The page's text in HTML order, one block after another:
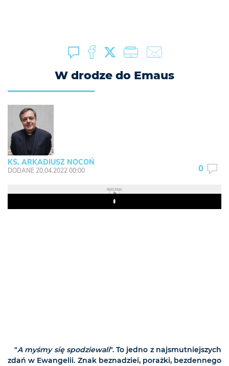
W drodze do Emaus
KS. ARKADIUSZ NOCOŃ
DODANE 20.04.2022 00:00 0
REKLAMA
Play
"A myśmy się spodziewali". To jedno z najsmutniejszych
zdań w Ewangelii. Znak beznadziei, porażki, bezdennego